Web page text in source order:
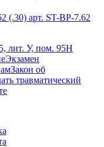
(.30) арт. ST-BP-7.62
лит. У, пом. 95Н
Экзамен
Закон об
травматический